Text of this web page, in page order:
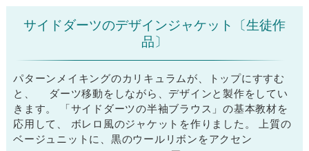
サイドダーツのデザインジャケット〔生徒作
品〕
パターンメイキングのカリキュラムが、トップにすすむ
と、 ダーツ移動をしながら、デザインと製作をしてい
きます。 「サイドダーツの半袖ブラウス」の基本教材を
応用して、 ボレロ風のジャケットを作りました。 上質の
ベージュニットに、黒のウールリボンをアクセン